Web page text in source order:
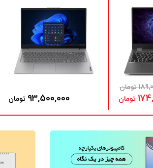
تومان
تومان 93,500,000 تومان